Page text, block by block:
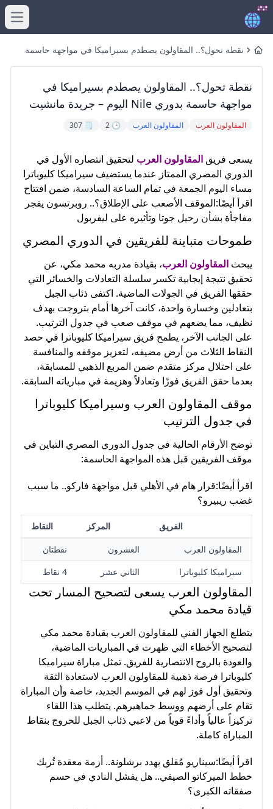
Homeنقطة تحول؟.. المقاولون يصطدم بسيراميكا في مواجهة حاسمة
نقطة تحول؟.. المقاولون يصطدم بسيراميكا في
مواجهة حاسمة بدوري Nile اليوم – جريدة مانشيت
المقاولون العرب المقاولون العرب 🕒 2
🗒️ 307
يسعى فريق المقاولون العرب لتحقيق انتصاره الأول في
الدوري المصري الممتاز عندما يستضيف سيراميكا كليوباترا
مساء اليوم الجمعة في تمام الساعة السادسة، ضمن افتتاح
اقرأ أيضًا:الموقف الأصعب على الإطلاق؟.. روبرتسون يفجر
مفاجأة بشأن رحيل جوتا وتأثيره على ليفربول
طموحات متباينة للفريقين في الدوري المصري
يبحث المقاولون العرب، بقيادة مدربه محمد مكي، عن
تحقيق نتيجة إيجابية تكسر سلسلة التعادلات والخسائر التي
حققها الفريق في الجولات الماضية. اكتفى ذئاب الجبل
بتعادلين وخسارة واحدة، كانت آخرها أمام بتروجت بهدف
نظيف، مما يضعهم في موقف صعب في جدول الترتيب.
على الجانب الآخر، يطمح فريق سيراميكا كليوباترا في حصد
النقاط الثلاث من أرض مضيفه، لتعزيز موقفه والمنافسة
على احتلال مركز متقدم ضمن المربع الذهبي للمسابقة،
بعدما حقق الفريق فوزًا وتعادلاً وهزيمة في مبارياته السابقة.
موقف المقاولون العرب وسيراميكا كليوباترا
في جدول الترتيب
توضح الأرقام الحالية في جدول الدوري المصري التباين في
موقف الفريقين قبل هذه المواجهة الحاسمة:
اقرأ أيضًا:قرار هام في الأهلي قبل مواجهة فاركو.. ما سبب
غضب ريبيرو؟
الفريق المركز
النقاط
المقاولون العرب
العشرون
نقطتان
سيراميكا كليوباترا
الثاني عشر 4 نقاط
المقاولون العرب يسعى لتصحيح المسار تحت
قيادة محمد مكي
يتطلع الجهاز الفني للمقاولون العرب بقيادة محمد مكي
لتصحيح الأخطاء التي ظهرت في المباريات الماضية،
والعودة بالروح الانتصارية للفريق. تمثل مباراة سيراميكا
كليوباترا فرصة ذهبية للمقاولون العرب لاستعادة الثقة
وتحقيق أول فوز لهم في الموسم الجديد، خاصة وأن المباراة
تقام على أرضهم ووسط جماهيرهم. يتطلب هذا اللقاء
تركيزاً عالياً وأداءً قوياً من لاعبي ذئاب الجبل للخروج بنقاط
المباراة كاملة.
اقرأ أيضًا:سيناريو مُقلق يهدد برشلونة.. أزمة معقدة تُربك
خطط الميركاتو الصيفي.. هل يفشل النادي في حسم
صفقاته الكبرى؟